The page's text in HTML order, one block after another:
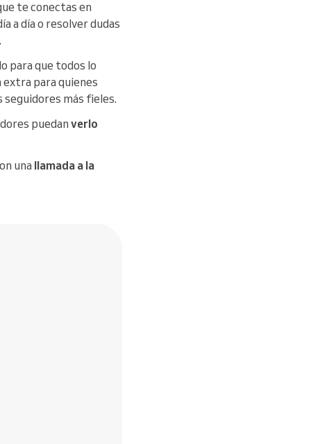
te conectas en
a día o resolver dudas
para que todos lo
extra para quienes
más fieles.
puedan verlo
una llamada a la